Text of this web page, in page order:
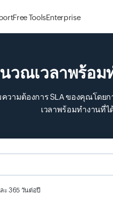
Free ToolsEnterprise
วณเวลาพร้อม
ามต้องการ SLA ของคุณโดย
เวลาพร้อมทำงานที่ไ
ะ 365 วันต่อปี